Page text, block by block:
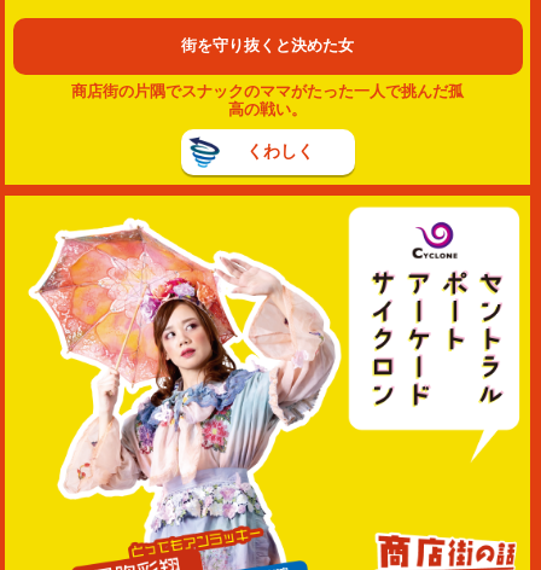
街を守り抜くと決めた女
商店街の片隅でスナックのママがたった一人で挑んだ孤
高の戦い。
くわしく